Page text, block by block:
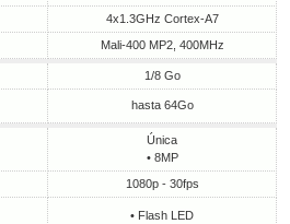
4x1.3GHz Cortex-A7
Mali-400 MP2, 400MHz
1/8 Go
hasta 64Go
Única
• 8MP
1080p - 30fps
• Flash LED